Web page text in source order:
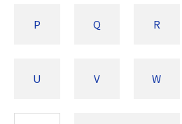
P Q R
U V W